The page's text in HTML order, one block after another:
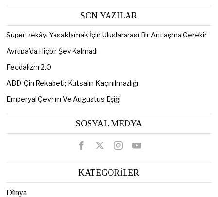
SON YAZILAR
Süper-zekâyı Yasaklamak İçin Uluslararası Bir Antlaşma Gerekir
Avrupa’da Hiçbir Şey Kalmadı
Feodalizm 2.0
ABD-Çin Rekabeti; Kutsalın Kaçınılmazlığı
Emperyal Çevrim Ve Augustus Eşiği
SOSYAL MEDYA
KATEGORİLER
Dünya